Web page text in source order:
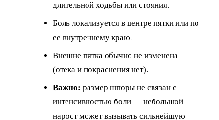
длительной ходьбы или стояния.
Боль локализуется в центре пятки или по
ее внутреннему краю.
Внешне пятка обычно не изменена
(отека и покраснения нет).
Важно: размер шпоры не связан с
интенсивностью боли — небольшой
нарост может вызывать сильнейшую